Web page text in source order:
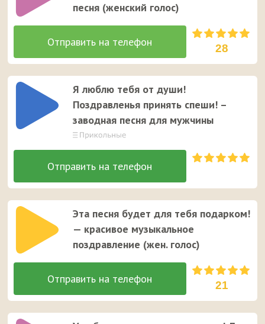
песня (женский голос)
28
Я люблю тебя от души!
Поздравленья принять спеши! –
заводная песня для мужчины
Эта песня будет для тебя подарком!
— красивое музыкальное
поздравление (жен. голос)
21